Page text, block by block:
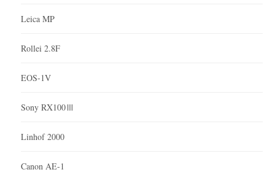
Leica MP
Rollei 2.8F
EOS-1V
Sony RX100Ⅲ
Linhof 2000
Canon AE-1